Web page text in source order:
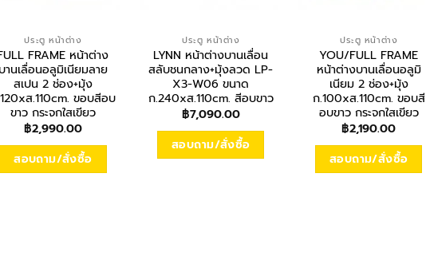
ประตู หน้าต่าง
FRAME หน้าต่าง
านเลื่อนอลูมิเนียมลาย
สเปน 2 ช่อง+มุ้ง
ส.110cm. ขอบสีอบ
ขาว กระจกใสเขียว
฿2,990.00
สอบถาม/สั่งซื้อ
ประตู หน้าต่าง
LYNN หน้าต่างบานเลื่อน
สลับชนกลาง+มุ้งลวด LP-
X3-W06 ขนาด
ก.240xส.110cm. สีอบขาว
฿7,090.00
สอบถาม/สั่งซื้อ
ประตู หน้าต่าง
YOU/FULL FRAME
หน้าต่างบานเลื่อนอลูมิ
เนียม 2 ช่อง+มุ้ง
ก.100xส.110cm. ขอบสี
อบขาว กระจกใสเขียว
฿2,190.00
สอบถาม/สั่งซื้อ